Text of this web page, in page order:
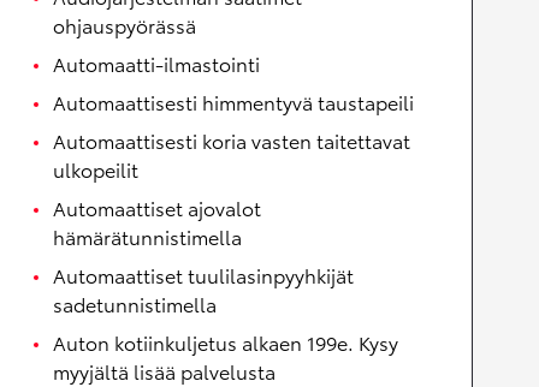
ohjauspyörässä
Automaatti-ilmastointi
Automaattisesti himmentyvä taustapeili
Automaattisesti koria vasten taitettavat
ulkopeilit
Automaattiset ajovalot
hämärätunnistimella
Automaattiset tuulilasinpyyhkijät
sadetunnistimella
Auton kotiinkuljetus alkaen 199e. Kysy
myyjältä lisää palvelusta